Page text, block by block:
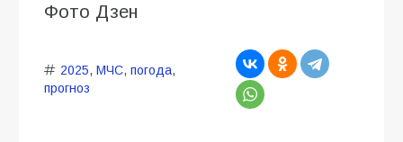
Фото Дзен
2025, МЧС, погода,
прогноз